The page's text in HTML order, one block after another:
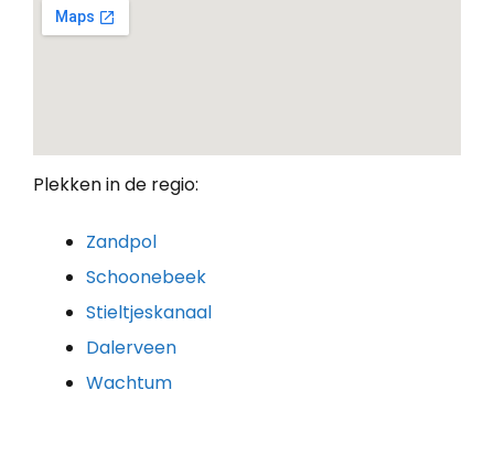
Plekken in de regio:
Zandpol
Schoonebeek
Stieltjeskanaal
Dalerveen
Wachtum